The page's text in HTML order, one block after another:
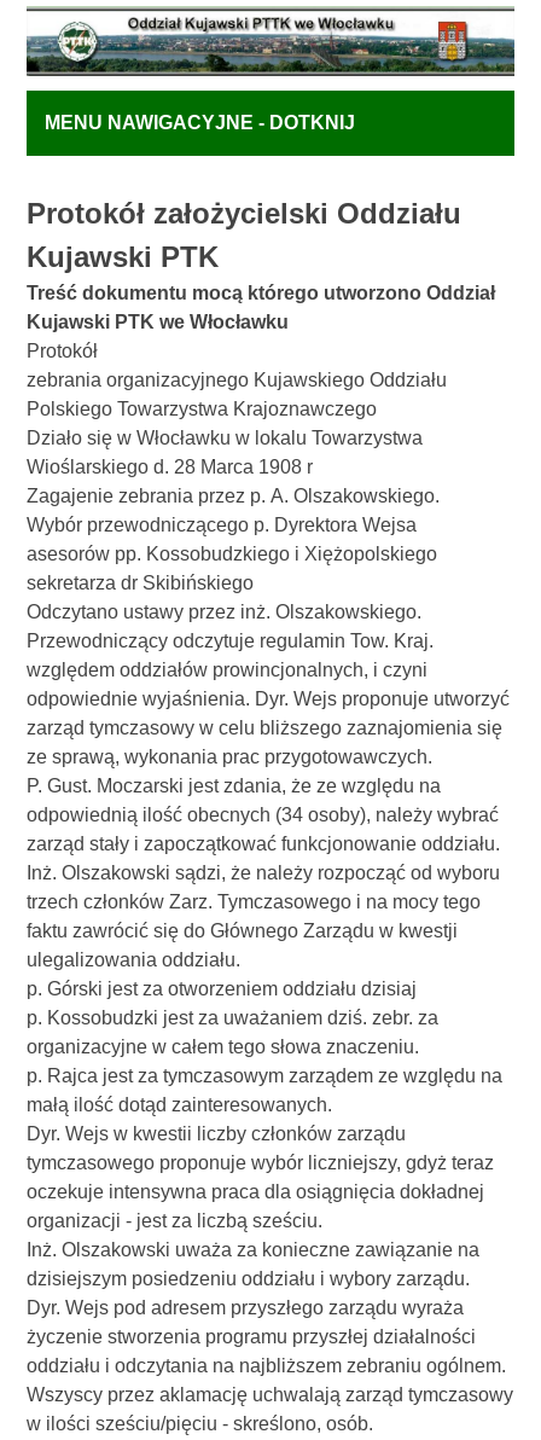
MENU NAWIGACYJNE - DOTKNIJ
Protokół założycielski Oddziału
Kujawski PTK
Treść dokumentu mocą którego utworzono Oddział
Kujawski PTK we Włocławku
Protokół
zebrania organizacyjnego Kujawskiego Oddziału
Polskiego Towarzystwa Krajoznawczego
Działo się w Włocławku w lokalu Towarzystwa
Wioślarskiego d. 28 Marca 1908 r
Zagajenie zebrania przez p. A. Olszakowskiego.
Wybór przewodniczącego p. Dyrektora Wejsa
asesorów pp. Kossobudzkiego i Xiężopolskiego
sekretarza dr Skibińskiego
Odczytano ustawy przez inż. Olszakowskiego.
Przewodniczący odczytuje regulamin Tow. Kraj.
względem oddziałów prowincjonalnych, i czyni
odpowiednie wyjaśnienia. Dyr. Wejs proponuje utworzyć
zarząd tymczasowy w celu bliższego zaznajomienia się
ze sprawą, wykonania prac przygotowawczych.
P. Gust. Moczarski jest zdania, że ze względu na
odpowiednią ilość obecnych (34 osoby), należy wybrać
zarząd stały i zapoczątkować funkcjonowanie oddziału.
Inż. Olszakowski sądzi, że należy rozpocząć od wyboru
trzech członków Zarz. Tymczasowego i na mocy tego
faktu zawrócić się do Głównego Zarządu w kwestji
ulegalizowania oddziału.
p. Górski jest za otworzeniem oddziału dzisiaj
p. Kossobudzki jest za uważaniem dziś. zebr. za
organizacyjne w całem tego słowa znaczeniu.
p. Rajca jest za tymczasowym zarządem ze względu na
małą ilość dotąd zainteresowanych.
Dyr. Wejs w kwestii liczby członków zarządu
tymczasowego proponuje wybór liczniejszy, gdyż teraz
oczekuje intensywna praca dla osiągnięcia dokładnej
organizacji - jest za liczbą sześciu.
Inż. Olszakowski uważa za konieczne zawiązanie na
dzisiejszym posiedzeniu oddziału i wybory zarządu.
Dyr. Wejs pod adresem przyszłego zarządu wyraża
życzenie stworzenia programu przyszłej działalności
oddziału i odczytania na najbliższem zebraniu ogólnem.
Wszyscy przez aklamację uchwalają zarząd tymczasowy
w ilości sześciu/pięciu - skreślono, osób.